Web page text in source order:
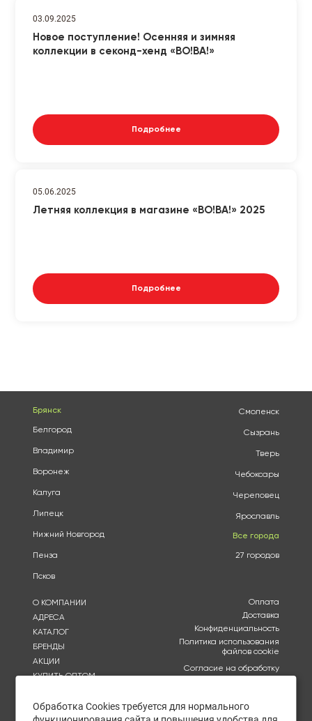
03.09.2025
Новое поступление! Осенняя и зимняя
коллекции в секонд-хенд «ВО!ВА!»
Подробнее
05.06.2025
Летняя коллекция в магазине «ВО!ВА!» 2025
Подробнее
Брянск
Белгород
Владимир
Воронеж
Калуга
Липецк
Нижний Новгород
Пенза
Псков
Смоленск
Сызрань
Тверь
Чебоксары
Череповец
Ярославль
Все города
27 городов
О КОМПАНИИ
АДРЕСА
КАТАЛОГ
БРЕНДЫ
АКЦИИ
КУПИТЬ ОПТОМ
КОНТАКТЫ
Оплата
Доставка
Конфиденциальность
Политика использования
файлов cookie
Согласие на обработку
персональных данных
обработки персональных
Обработка Cookies требуется для нормального